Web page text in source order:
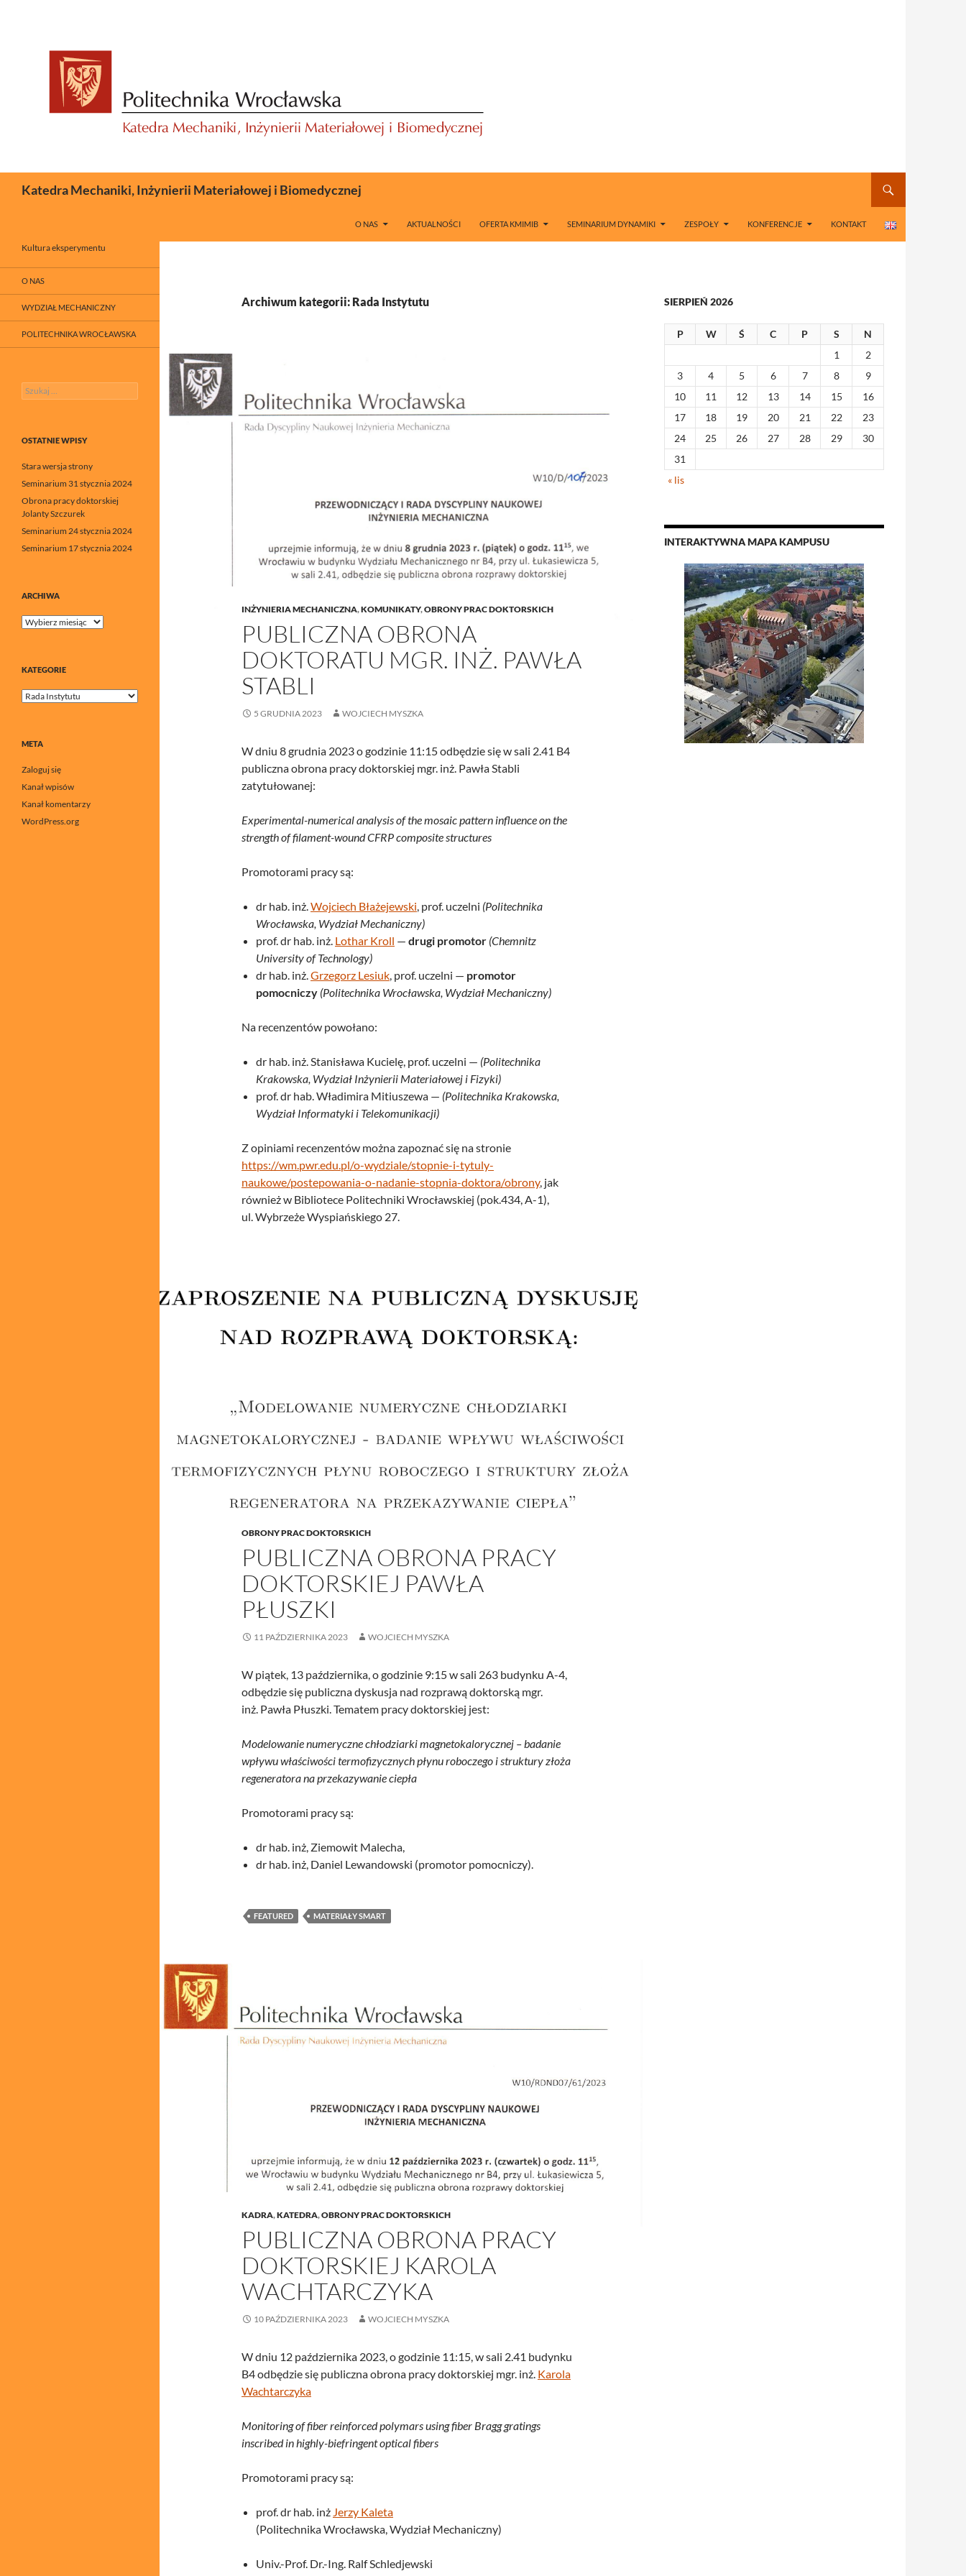
Katedra Mechaniki, Inżynierii Materiałowej i Biomedycznej
O NAS AKTUALNOŚCI OFERTA KMIMIB SEMINARIUM DYNAMIKI ZESPOŁY KONFERENCJE KONTAKT
Archiwum kategorii: Rada Instytutu
INŻYNIERIA MECHANICZNA,KOMUNIKATY,OBRONY PRAC DOKTORSKICH
PUBLICZNA OBRONA
DOKTORATU MGR. INŻ. PAWŁA
STABLI
5 GRUDNIA 2023 WOJCIECH MYSZKA
W dniu 8 grudnia 2023 o godzinie 11:15 odbędzie się w sali 2.41 B4
publiczna obrona pracy doktorskiej mgr. inż. Pawła Stabli
zatytułowanej:
Experimental-numerical analysis of the mosaic pattern influence on the
strength of filament-wound CFRP composite structures
Promotorami pracy są:
dr hab. inż.Wojciech Błażejewski, prof. uczelni (Politechnika
Wrocławska, Wydział Mechaniczny)
prof. dr hab. inż. Lothar Kroll — drugi promotor (Chemnitz
University of Technology)
dr hab. inż.Grzegorz Lesiuk, prof. uczelni — promotor
pomocniczy (Politechnika Wrocławska, Wydział Mechaniczny)
Na recenzentów powołano:
dr hab. inż. Stanisława Kucielę, prof. uczelni — (Politechnika
Krakowska, Wydział Inżynierii Materiałowej i Fizyki)
prof. dr hab. Władimira Mitiuszewa — (Politechnika Krakowska,
Wydział Informatyki i Telekomunikacji)
Z opiniami recenzentów można zapoznać się na stronie
https://wm.pwr.edu.pl/o-wydziale/stopnie-i-tytuly-
naukowe/postepowania-o-nadanie-stopnia-doktora/obrony, jak
również w Bibliotece Politechniki Wrocławskiej (pok.434, A-1),
ul. Wybrzeże Wyspiańskiego 27.
OBRONY PRAC DOKTORSKICH
PUBLICZNA OBRONA PRACY
DOKTORSKIEJ PAWŁA
PŁUSZKI
11 PAŹDZIERNIKA 2023 WOJCIECH MYSZKA
W piątek, 13 października, o godzinie 9:15 w sali 263 budynku A-4,
odbędzie się publiczna dyskusja nad rozprawą doktorską mgr.
inż. Pawła Płuszki. Tematem pracy doktorskiej jest:
Modelowanie numeryczne chłodziarki magnetokalorycznej – badanie
wpływu właściwości termofizycznych płynu roboczego i struktury złoża
regeneratora na przekazywanie ciepła
Promotorami pracy są:
dr hab. inż, Ziemowit Malecha,
dr hab. inż, Daniel Lewandowski (promotor pomocniczy).
FEATURED MATERIAŁY SMART
KADRA,KATEDRA,OBRONY PRAC DOKTORSKICH
PUBLICZNA OBRONA PRACY
DOKTORSKIEJ KAROLA
WACHTARCZYKA
10 PAŹDZIERNIKA 2023 WOJCIECH MYSZKA
W dniu 12 października 2023, o godzinie 11:15, w sali 2.41 budynku
B4 odbędzie się publiczna obrona pracy doktorskiej mgr. inż. Karola
Wachtarczyka
Monitoring of fiber reinforced polymars using fiber Bragg gratings
inscribed in highly-biefringent optical fibers
Promotorami pracy są:
prof. dr hab. inż Jerzy Kaleta
(Politechnika Wrocławska, Wydział Mechaniczny)
Univ.-Prof. Dr.-Ing. Ralf Schledjewski
SIERPIEŃ 2026
P W Ś C P S
N
1
2
3
4 5 6 7 8
9
10
11 12 13 14 15
16
17
18 19 20 21 22
23
24
25 26 27 28 29
30
31
« lis
INTERAKTYWNA MAPA KAMPUSU
Kultura eksperymentu
O NAS
WYDZIAŁ MECHANICZNY
POLITECHNIKA WROCŁAWSKA
Szukaj:
OSTATNIE WPISY
Stara wersja strony
Seminarium 31 stycznia 2024
Obrona pracy doktorskiej
Jolanty Szczurek
Seminarium 24 stycznia 2024
Seminarium 17 stycznia 2024
ARCHIWA
Archiwa
KATEGORIE
Kategorie
META
Zaloguj się
Kanał wpisów
Kanał komentarzy
WordPress.org